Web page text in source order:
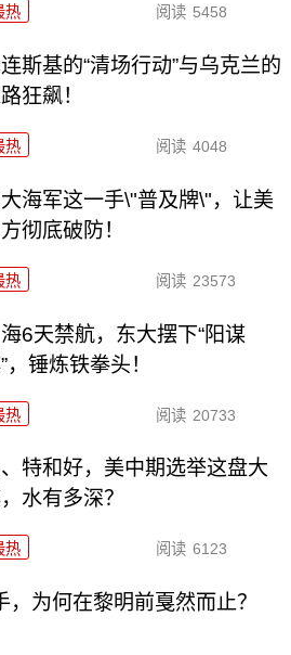
热 阅读 5458
斯基的“清场行动”与乌克兰的
狂飙！
热 阅读 4048
海军这一手\"普及牌\"，让美
彻底破防！
热 阅读 23573
6天禁航，东大摆下“阳谋
，锤炼铁拳头！
热 阅读 20733
特和好，美中期选举这盘大
水有多深？
热 阅读 6123
为何在黎明前戛然而止？